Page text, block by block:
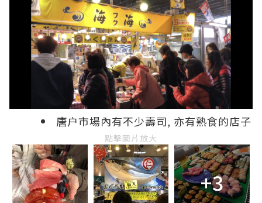
唐户市場內有不少壽司, 亦有熟食的店子
點擊圖片放大
+3